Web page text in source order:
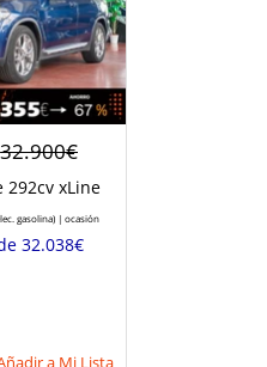
32.900€
292cv xLine
gasolina) | ocasión
32.038€
a Mi Lista